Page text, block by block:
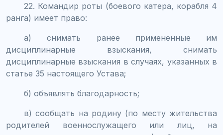
22. Командир роты (боевого катера, корабля 4
ранга) имеет право:
а) снимать ранее примененные им
дисциплинарные взыскания, снимать
дисциплинарные взыскания в случаях, указанных в
статье 35 настоящего Устава;
б) объявлять благодарность;
в) сообщать на родину (по месту жительства
родителей военнослужащего или лиц, на